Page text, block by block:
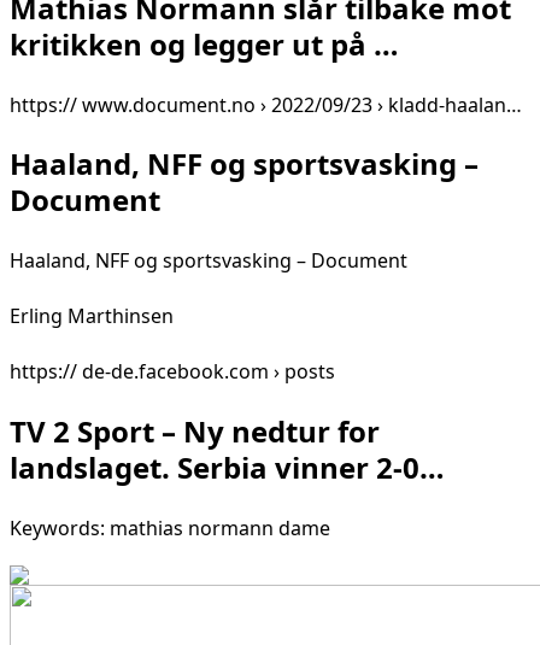
kritikken og legger ut på …
https:// www.document.no › 2022/09/23 › kladd-haalan…
Haaland, NFF og sportsvasking –
Document
Haaland, NFF og sportsvasking – Document
Erling Marthinsen
https:// de-de.facebook.com › posts
TV 2 Sport – Ny nedtur for
landslaget. Serbia vinner 2-0…
Keywords: mathias normann dame